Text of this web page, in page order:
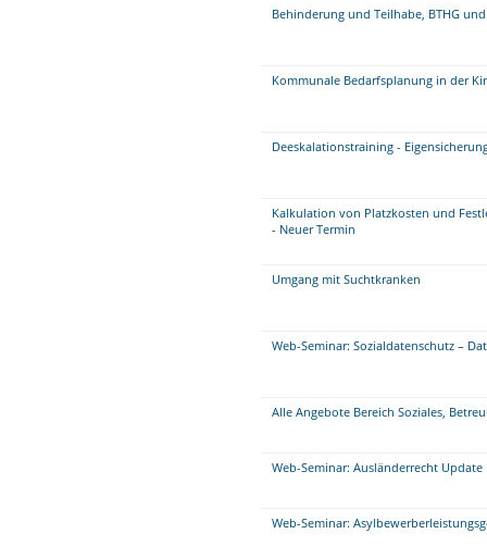
Behinderung und Teilhabe, BTHG und
Kommunale Bedarfsplanung in der
Deeskalationstraining -
Kalkulation von Platzkosten und
- Neuer Termin
Umgang mit Suchtkranken
Web-Seminar: Sozialdatenschutz –
Alle Angebote Bereich Soziales,
Web-Seminar: Ausländerrecht Update
Web-Seminar: